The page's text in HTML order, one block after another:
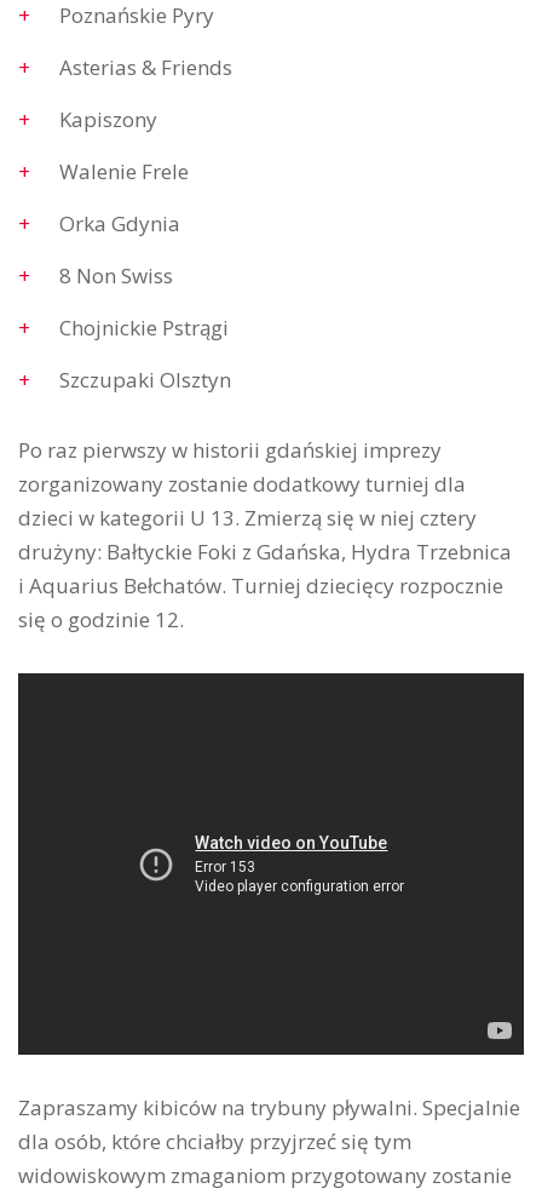
Poznańskie Pyry
Asterias & Friends
Kapiszony
Walenie Frele
Orka Gdynia
8 Non Swiss
Chojnickie Pstrągi
Szczupaki Olsztyn
Po raz pierwszy w historii gdańskiej imprezy
zorganizowany zostanie dodatkowy turniej dla
dzieci w kategorii U 13. Zmierzą się w niej cztery
drużyny: Bałtyckie Foki z Gdańska, Hydra Trzebnica
i Aquarius Bełchatów. Turniej dziecięcy rozpocznie
się o godzinie 12.
Zapraszamy kibiców na trybuny pływalni. Specjalnie
dla osób, które chciałby przyjrzeć się tym
widowiskowym zmaganiom przygotowany zostanie